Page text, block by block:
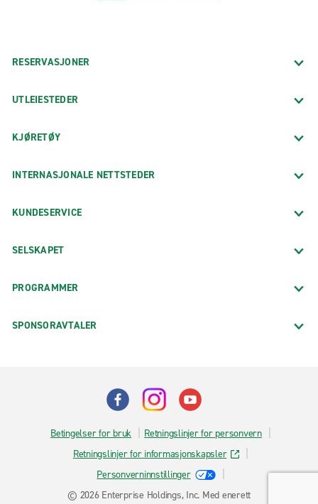
RESERVASJONER
UTLEIESTEDER
KJØRETØY
INTERNASJONALE NETTSTEDER
KUNDESERVICE
SELSKAPET
PROGRAMMER
SPONSORAVTALER
Betingelser for bruk
Retningslinjer for personvern
Retningslinjer for informasjonskapsler
Personverninnstillinger
© 2026 Enterprise Holdings, Inc. Med enerett